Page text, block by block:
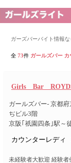
ガーズバーバイト情報
全73件 ガールズバー
Girls Bar
ガールズバー- 京都
ぢビル3階
京阪｢祇園四条｣駅～
カウンターレディ
未経験者大歓迎 経験